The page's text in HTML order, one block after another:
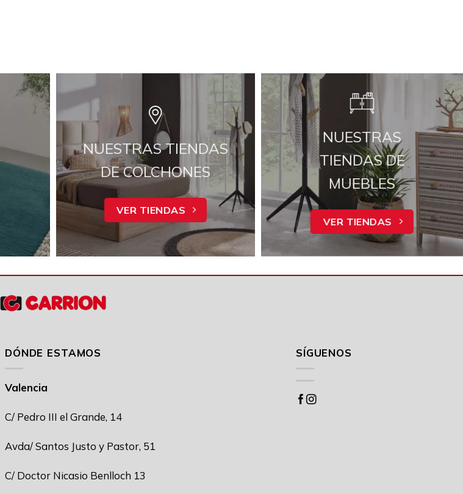
NUESTRAS TIENDAS
DE COLCHONES
VER TIENDAS
NUESTRAS
TIENDAS DE
MUEBLES
VER TIENDAS
DÓNDE ESTAMOS
Valencia
C/ Pedro III el Grande, 14
Avda/ Santos Justo y Pastor, 51
C/ Doctor Nicasio Benlloch 13
SÍGUENOS